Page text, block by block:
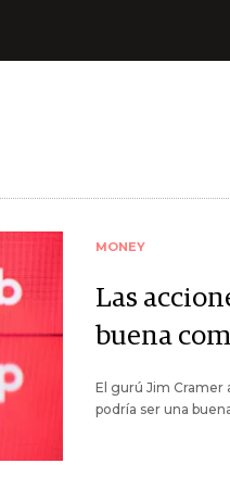
MONEY
Las
buena
El gurú Jim Cramer
podría ser una